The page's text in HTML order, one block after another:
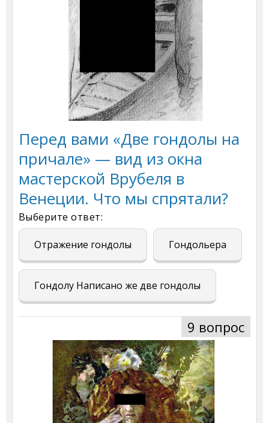
Перед вами «Две гондолы на
причале» — вид из окна
мастерской Врубеля в
Венеции. Что мы спрятали?
Выберите ответ:
Отражение гондолы Гондольера
Гондолу Написано же две гондолы
9 вопрос